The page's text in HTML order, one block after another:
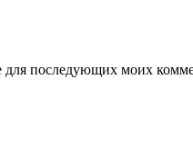
для последующих моих